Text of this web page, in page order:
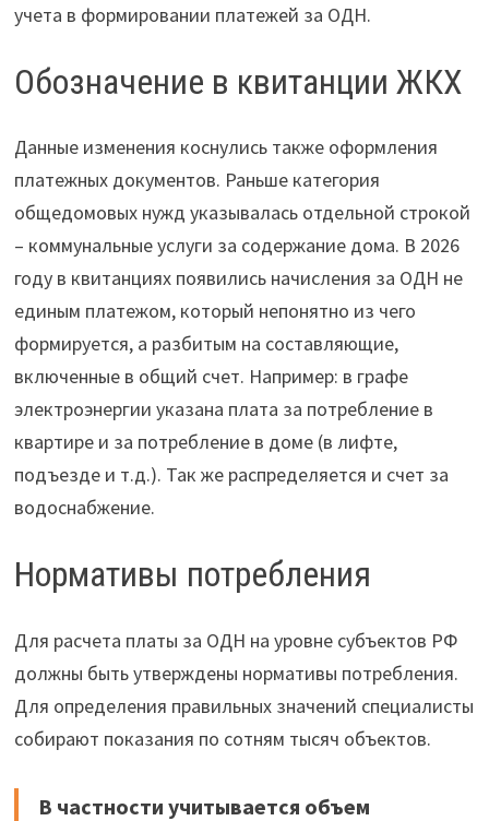
учета в формировании платежей за ОДН.
Обозначение в квитанции ЖКХ
Данные изменения коснулись также оформления
платежных документов. Раньше категория
общедомовых нужд указывалась отдельной строкой
– коммунальные услуги за содержание дома. В 2026
году в квитанциях появились начисления за ОДН не
единым платежом, который непонятно из чего
формируется, а разбитым на составляющие,
включенные в общий счет. Например: в графе
электроэнергии указана плата за потребление в
квартире и за потребление в доме (в лифте,
подъезде и т.д.). Так же распределяется и счет за
водоснабжение.
Нормативы потребления
Для расчета платы за ОДН на уровне субъектов РФ
должны быть утверждены нормативы потребления.
Для определения правильных значений специалисты
собирают показания по сотням тысяч объектов.
В частности учитывается объем